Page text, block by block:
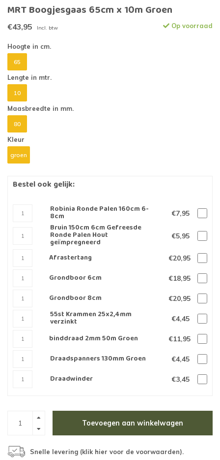
MRT Boogjesgaas 65cm x 10m Groen
€43,95 Incl. btw Op voorraad
Hoogte in cm.
65
Lengte in mtr.
10
Maasbreedte in mm.
80
Kleur
groen
Bestel ook gelijk:
Robinia Ronde Palen 160cm 6-
8cm €7,95
Bruin 150cm 6cm Gefreesde
Ronde Palen Hout
geïmpregneerd
€5,95
Afrastertang €20,95
Grondboor 6cm €18,95
Grondboor 8cm €20,95
55st Krammen 25x2,4mm
verzinkt €4,45
binddraad 2mm 50m Groen €11,95
Draadspanners 130mm Groen €4,45
Draadwinder €3,45
Toevoegen aan winkelwagen
Snelle levering (klik hier voor de voorwaarden).